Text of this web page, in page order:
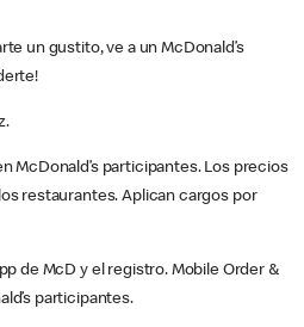
un gustito, ve a un McDonald’s
McDonald’s participantes. Los precios
restaurantes. Aplican cargos por
de McD y el registro. Mobile Order &
participantes.